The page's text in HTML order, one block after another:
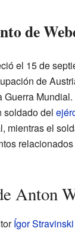
de
el 15 de
de
soldado del
mientras el
Anton
Ígor Stravinski